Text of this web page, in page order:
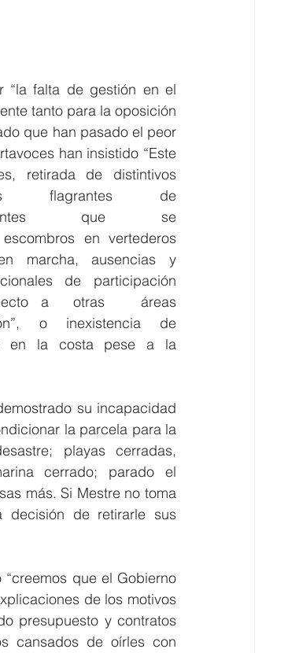
“la falta de gestión en el
tanto para la oposición
que han pasado el peor
han insistido “Este
retirada de distintivos
flagrantes de
que se
en vertederos
marcha, ausencias y
de participación
a  otras   áreas
o inexistencia de
en la costa pese a la
su incapacidad
la parcela para la
playas cerradas,
cerrado; parado el
más. Si Mestre no toma
de retirarle sus
que el Gobierno
de los motivos
presupuesto y contratos
cansados de oírles con